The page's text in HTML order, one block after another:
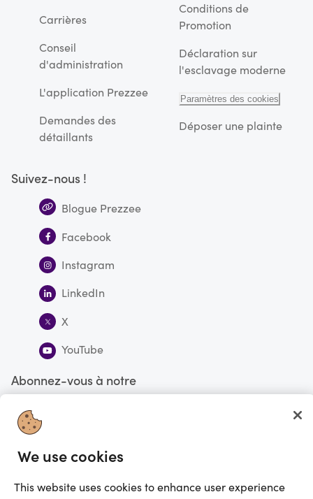
Carrières
Conseil
d'administration
L'application Prezzee
Demandes des
détaillants
Conditions de
Promotion
Déclaration sur
l'esclavage moderne
Paramètres des cookies
Déposer une plainte
Suivez-nous !
Blogue Prezzee
Facebook
Instagram
LinkedIn
X
YouTube
Abonnez-vous à notre
infolettre
Vous faites actuellement vos magasinages au Canada
We use cookies
This website uses cookies to enhance user experience